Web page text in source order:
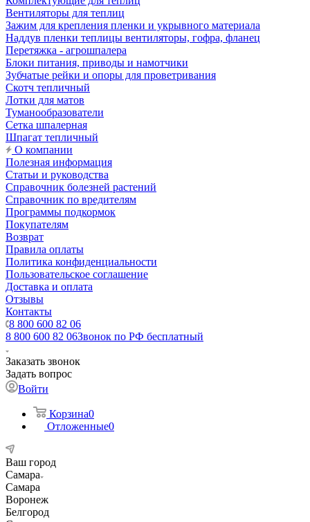
Вентиляторы для теплиц
Зажим для крепления пленки и укрывного материала
Наддув пленки теплицы вентиляторы, гофра, фланец
Перетяжка - агрошпалера
Блоки питания, приводы и намотчики
Зубчатые рейки и опоры для проветривания
Скотч тепличный
Лотки для матов
Туманообразователи
Сетка шпалерная
Шпагат тепличный
О компании
Полезная информация
Статьи и руководства
Справочник болезней растений
Справочник по вредителям
Программы подкормок
Покупателям
Возврат
Правила оплаты
Политика конфиденциальности
Пользовательское соглашение
Доставка и оплата
Отзывы
Контакты
8 800 600 82 06
8 800 600 82 06Звонок по РФ бесплатный
Заказать звонок
Задать вопрос
Войти
Корзина0
Отложенные0
Ваш город
Самара
Самара
Воронеж
Белгород